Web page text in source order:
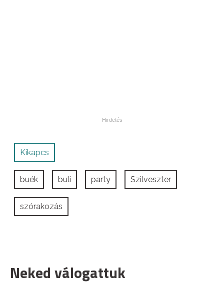
Kikapcs
buék buli party Szilveszter
szórakozás
Neked válogattuk